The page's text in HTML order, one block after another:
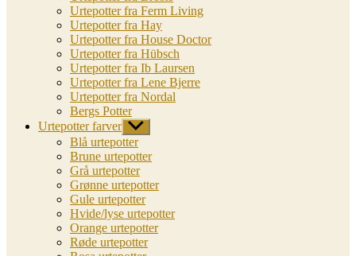
Urtepotter fra Ferm Living
Urtepotter fra Hay
Urtepotter fra House Doctor
Urtepotter fra Hübsch
Urtepotter fra Ib Laursen
Urtepotter fra Lene Bjerre
Urtepotter fra Nordal
Bergs Potter
Urtepotter farver Vis
undermenu
Blå urtepotter
Brune urtepotter
Grå urtepotter
Grønne urtepotter
Gule urtepotter
Hvide/lyse urtepotter
Orange urtepotter
Røde urtepotter